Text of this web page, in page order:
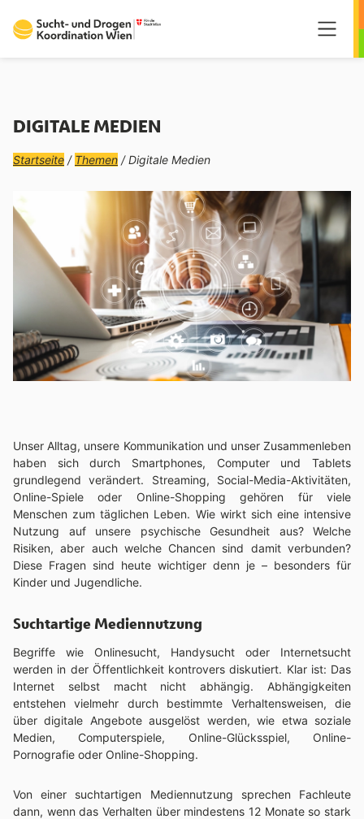
DIGITALE MEDIEN
Startseite / Themen / Digitale Medien
Unser Alltag, unsere Kommunikation und unser Zusammenleben
haben sich durch Smartphones, Computer und Tablets
grundlegend verändert. Streaming, Social-Media-Aktivitäten,
Online-Spiele oder Online-Shopping gehören für viele
Menschen zum täglichen Leben. Wie wirkt sich eine intensive
Nutzung auf unsere psychische Gesundheit aus? Welche
Risiken, aber auch welche Chancen sind damit verbunden?
Diese Fragen sind heute wichtiger denn je – besonders für
Kinder und Jugendliche.
Suchtartige Mediennutzung
Begriffe wie Onlinesucht, Handysucht oder Internetsucht
werden in der Öffentlichkeit kontrovers diskutiert. Klar ist: Das
Internet selbst macht nicht abhängig. Abhängigkeiten
entstehen vielmehr durch bestimmte Verhaltensweisen, die
über digitale Angebote ausgelöst werden, wie etwa soziale
Medien, Computerspiele, Online-Glücksspiel, Online-
Pornografie oder Online-Shopping.
Von einer suchtartigen Mediennutzung sprechen Fachleute
dann, wenn das Verhalten über mindestens 12 Monate so stark